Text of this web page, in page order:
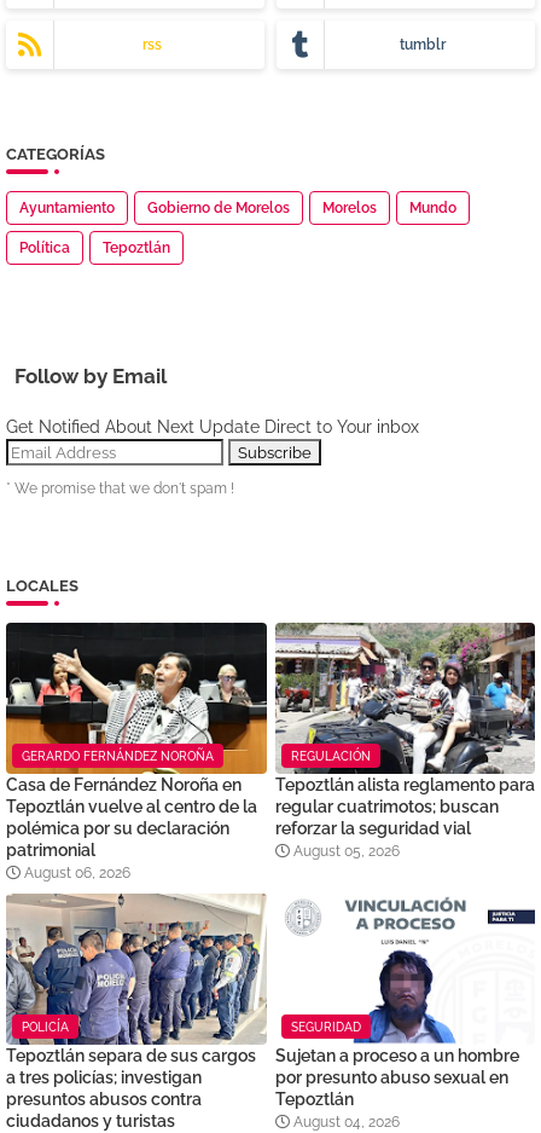
rss tumblr
CATEGORÍAS
Ayuntamiento Gobierno de Morelos Morelos Mundo
Política Tepoztlán
Follow by Email
Get Notified About Next Update Direct to Your inbox
* We promise that we don't spam !
LOCALES
GERARDO FERNÁNDEZ NOROÑA
Casa de Fernández Noroña en
Tepoztlán vuelve al centro de la
polémica por su declaración
patrimonial
August 06, 2026
REGULACIÓN
Tepoztlán alista reglamento para
regular cuatrimotos; buscan
reforzar la seguridad vial
August 05, 2026
POLICÍA
Tepoztlán separa de sus cargos
a tres policías; investigan
presuntos abusos contra
ciudadanos y turistas
SEGURIDAD
Sujetan a proceso a un hombre
por presunto abuso sexual en
Tepoztlán
August 04, 2026